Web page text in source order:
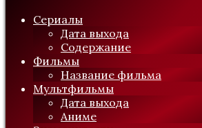
Сериалы
Дата выхода
Содержание
Фильмы
Название фильма
Мультфильмы
Дата выхода
Аниме